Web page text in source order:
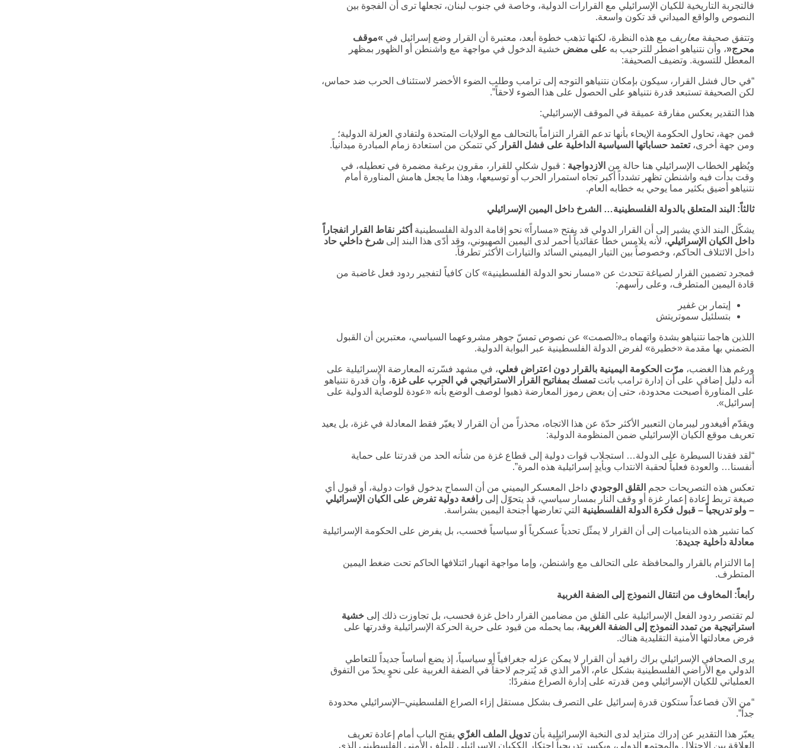
فالتجربة التاريخية للكيان الإسرائيلي مع القرارات الدولية، وخاصة في جنوب لبنان، تجعلها ترى أن الفجوة بين
النصوص والواقع الميداني قد تكون واسعة.
وتتفق صحيفة معاريف مع هذه النظرة، لكنها تذهب خطوة أبعد، معتبرة أن القرار وضع إسرائيل في »موقف
محرج«، وأن نتنياهو اضطر للترحيب به على مضض خشية الدخول في مواجهة مع واشنطن أو الظهور بمظهر
المعطل للتسوية. وتضيف الصحيفة:
“في حال فشل القرار، سيكون بإمكان نتنياهو التوجه إلى ترامب وطلب الضوء الأخضر لاستئناف الحرب ضد حماس،
لكن الصحيفة تستبعد قدرة نتنياهو على الحصول على هذا الضوء لاحقاً”.
هذا التقدير يعكس مفارقة عميقة في الموقف الإسرائيلي:
فمن جهة، تحاول الحكومة الإيحاء بأنها تدعم القرار التزاماً بالتحالف مع الولايات المتحدة ولتفادي العزلة الدولية؛
ومن جهة أخرى،تعتمد حساباتها السياسية الداخلية على فشل القرار كي تتمكن من استعادة زمام المبادرة ميدانياً.
ويُظهر الخطاب الإسرائيلي هنا حالة من الازدواجية : قبول شكلي للقرار، مقرون برغبة مضمرة في تعطيله، في
وقت بدأت فيه واشنطن تظهر تشدداً أكبر تجاه استمرار الحرب أو توسيعها، وهذا ما يجعل هامش المناورة أمام
نتنياهو أضيق بكثير مما يوحي به خطابه العام.
ثالثاً: البند المتعلق بالدولة الفلسطينية… الشرخ داخل اليمين الإسرائيلي
يشكّل البند الذي يشير إلى أن القرار الدولي قد يفتح «مساراً» نحو إقامة الدولة الفلسطينية أكثر نقاط القرار انفجاراً
داخل الكيان الإسرائيلي، لأنه يلامس خطاً عقائدياً أحمر لدى اليمين الصهيوني، وقد أدّى هذا البند إلى شرخ داخلي حاد
داخل الائتلاف الحاكم، وخصوصاً بين التيار اليميني السائد والتيارات الأكثر تطرفاً.
فمجرد تضمين القرار لصياغة تتحدث عن «مسار نحو الدولة الفلسطينية» كان كافياً لتفجير ردود فعل غاضبة من
قادة اليمين المتطرف، وعلى رأسهم:
إيتمار بن غفير
بتسلئيل سموتريتش
اللذين هاجما نتنياهو بشدة واتهماه بـ«الصمت» عن نصوص تمسّ جوهر مشروعهما السياسي، معتبرين أن القبول
الضمني بها مقدمة «خطيرة» لفرض الدولة الفلسطينية عبر البوابة الدولية.
ورغم هذا الغضب، مرّت الحكومة اليمينية بالقرار دون اعتراض فعلي، في مشهد فسّرته المعارضة الإسرائيلية على
أنه دليل إضافي على أن إدارة ترامب باتتتمسك بمفاتيح القرار الاستراتيجي في الحرب على غزة، وأن قدرة نتنياهو
على المناورة أصبحت محدودة، حتى إن بعض رموز المعارضة ذهبوا لوصف الوضع بأنه «عودة للوصاية الدولية على
إسرائيل».
ويقدّم أفيغدور ليبرمان التعبير الأكثر حدّة عن هذا الاتجاه، محذراً من أن القرار لا يغيّر فقط المعادلة في غزة، بل يعيد
تعريف موقع الكيان الإسرائيلي ضمن المنظومة الدولية:
“لقد فقدنا السيطرة على الدولة… استجلاب قوات دولية إلى قطاع غزة من شأنه الحد من قدرتنا على حماية
أنفسنا… والعودة فعلياً لحقبة الانتداب وبأيدٍ إسرائيلية هذه المرة”.
تعكس هذه التصريحات حجم القلق الوجودي داخل المعسكر اليميني من أن السماح بدخول قوات دولية، أو قبول أي
صيغة تربط إعادة إعمار غزة أو وقف النار بمسار سياسي، قد يتحوّل إلى رافعة دولية تفرض على الكيان الإسرائيلي
– ولو تدريجياً – قبول فكرة الدولة الفلسطينية التي تعارضها أجنحة اليمين بشراسة.
كما تشير هذه الديناميات إلى أن القرار لا يمثّل تحدياً عسكرياً أو سياسياً فحسب، بل يفرض على الحكومة الإسرائيلية
معادلة داخلية جديدة:
إما الالتزام بالقرار والمحافظة على التحالف مع واشنطن، وإما مواجهة انهيار ائتلافها الحاكم تحت ضغط اليمين
المتطرف.
رابعاً: المخاوف من انتقال النموذج إلى الضفة الغربية
لم تقتصر ردود الفعل الإسرائيلية على القلق من مضامين القرار داخل غزة فحسب، بل تجاوزت ذلك إلى خشية
استراتيجية من تمدد النموذج إلى الضفة الغربية، بما يحمله من قيود على حرية الحركة الإسرائيلية وقدرتها على
فرض معادلتها الأمنية التقليدية هناك.
يرى الصحافي الإسرائيلي براك رافيد أن القرار لا يمكن عزله جغرافياً أو سياسياً، إذ يضع أساساً جديداً للتعاطي
الدولي مع الأراضي الفلسطينية بشكل عام، الأمر الذي قد يُترجم لاحقاً في الضفة الغربية على نحوٍ يحدّ من التفوق
العملياتي للكيان الإسرائيلي ومن قدرته على إدارة الصراع منفردًا:
“من الآن فصاعداً ستكون قدرة إسرائيل على التصرف بشكل مستقل إزاء الصراع الفلسطيني–الإسرائيلي محدودة
جداً”.
يعبّر هذا التقدير عن إدراك متزايد لدى النخبة الإسرائيلية بأنتدويل الملف الغزّي يفتح الباب أمام إعادة تعريف
العلاقة بين الاحتلال والمجتمع الدولي، ويكسر تدريجياً احتكار الككيان الإسرائيلي للملف الأمني الفلسطيني الذي